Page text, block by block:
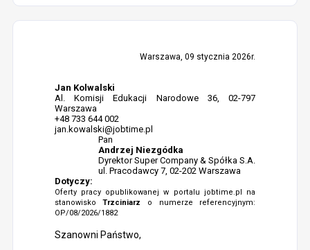
Warszawa, 09 stycznia 2026r.
Jan Kolwalski
Al. Komisji Edukacji Narodowe 36, 02-797
Warszawa
+48 733 644 002
jan.kowalski@jobtime.pl
Pan
Andrzej Niezgódka
Dyrektor Super Company & Spółka S.A.
ul. Pracodawcy 7, 02-202 Warszawa
Dotyczy:
Oferty pracy opublikowanej w portalu jobtime.pl na
stanowiskoTrzciniarz
o numerze referencyjnym:
OP/08/2026/1882
Szanowni Państwo,